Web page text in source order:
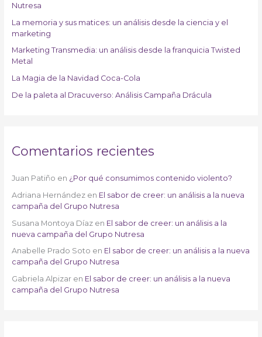
o
r
:
Nutresa
La memoria y sus matices: un análisis desde la ciencia y el
marketing
Marketing Transmedia: un análisis desde la franquicia Twisted
Metal
La Magia de la Navidad Coca-Cola
De la paleta al Dracuverso: Análisis Campaña Drácula
Comentarios recientes
Juan Patiño en ¿Por qué consumimos contenido violento?
Adriana Hernándezen El sabor de creer: un análisis a la nueva
campaña del Grupo Nutresa
Susana Montoya Díazen El sabor de creer: un análisis a la
nueva campaña del Grupo Nutresa
Anabelle Prado Soto en El sabor de creer: un análisis a la nueva
campaña del Grupo Nutresa
Gabriela Alpizaren El sabor de creer: un análisis a la nueva
campaña del Grupo Nutresa